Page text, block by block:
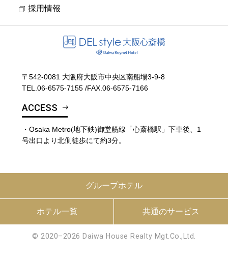
採用情報
〒542-0081 大阪府大阪市中央区南船場3-9-8
TEL. 06-6575-7155 /FAX.06-6575-7166
ACCESS
・Osaka Metro(地下鉄)御堂筋線「心斎橋駅」下車後、1
号出口より北側徒歩にて約3分。
グループホテル
ホテル一覧 共通のサービス
© 2020–2026 Daiwa House Realty Mgt.Co.,Ltd.